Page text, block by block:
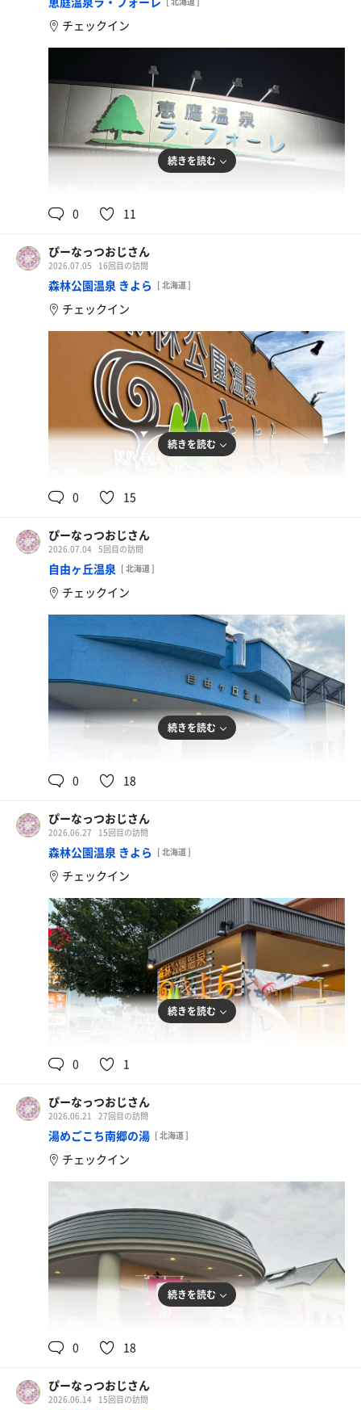
チェックイン
続きを読む
0 11
ぴーなっつおじさん
2026.07.05 16回目の訪問
森林公園温泉 きよら [ 北海道 ]
チェックイン
続きを読む
0 15
ぴーなっつおじさん
2026.07.04 5回目の訪問
自由ヶ丘温泉 [ 北海道 ]
チェックイン
続きを読む
0 18
ぴーなっつおじさん
2026.06.27 15回目の訪問
森林公園温泉 きよら [ 北海道 ]
チェックイン
続きを読む
0 1
ぴーなっつおじさん
2026.06.21 27回目の訪問
湯めごこち南郷の湯 [ 北海道 ]
チェックイン
続きを読む
0 18
ぴーなっつおじさん
2026.06.14 15回目の訪問